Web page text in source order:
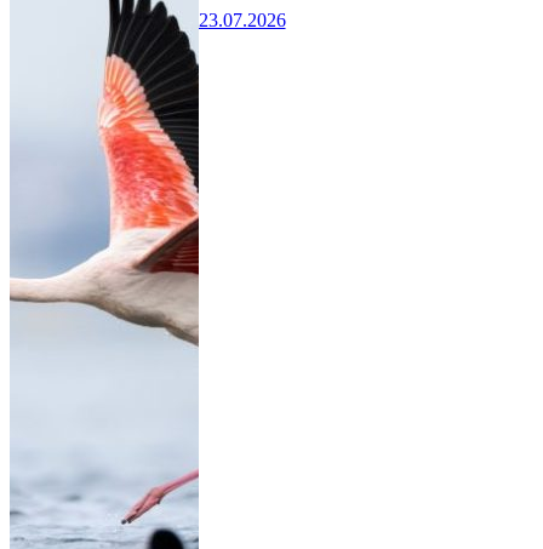
23.07.2026